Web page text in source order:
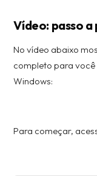
Vídeo: passo
No vídeo abaixo
completo para
Windows:
Para começar,